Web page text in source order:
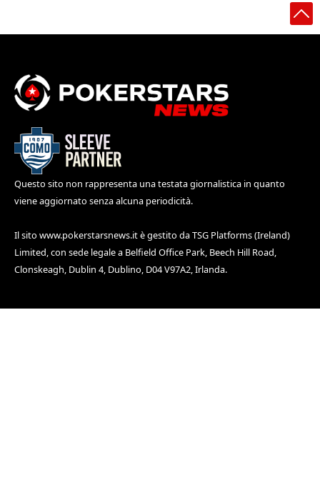
Questo sito non rappresenta una testata giornalistica in quanto
viene aggiornato senza alcuna periodicità.
Il sito www.pokerstarsnews.itè gestito da TSG Platforms (Ireland)
Limited, con sede legale a Belfield Office Park, Beech Hill Road,
Clonskeagh, Dublin 4, Dublino, D04 V97A2, Irlanda.